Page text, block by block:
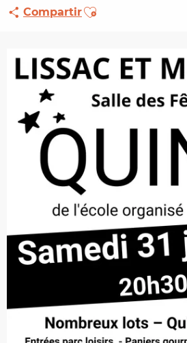
CompartirAjouter aux favoris